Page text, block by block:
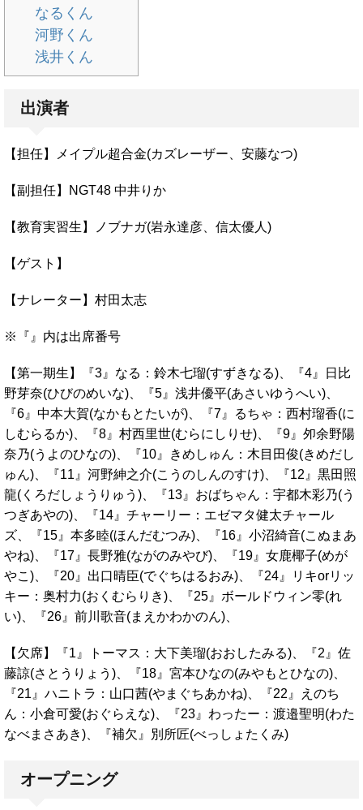
なるくん
河野くん
浅井くん
出演者
【担任】メイプル超合金(カズレーザー、安藤なつ)
【副担任】NGT48 中井りか
【教育実習生】ノブナガ(岩永達彦、信太優人)
【ゲスト】
【ナレーター】村田太志
※『』内は出席番号
【第一期生】『3』なる：鈴木七瑠(すずきなる)、『4』日比
野芽奈(ひびのめいな)、『5』浅井優平(あさいゆうへい)、
『6』中本大賀(なかもとたいが)、『7』るちゃ：西村瑠香(に
しむらるか)、『8』村西里世(むらにしりせ)、『9』夘余野陽
奈乃(うよのひなの)、『10』きめしゅん：木目田俊(きめだし
ゅん)、『11』河野紳之介(こうのしんのすけ)、『12』黒田照
龍(くろだしょうりゅう)、『13』おばちゃん：宇都木彩乃(う
つぎあやの)、『14』チャーリー：エゼマタ健太チャール
ズ、『15』本多睦(ほんだむつみ)、『16』小沼綺音(こぬまあ
やね)、『17』長野雅(ながのみやび)、『19』女鹿椰子(めが
やこ)、『20』出口晴臣(でぐちはるおみ)、『24』リキorリッ
キー：奥村力(おくむらりき)、『25』ボールドウィン零(れ
い)、『26』前川歌音(まえかわかのん)、
【欠席】『1』トーマス：大下美瑠(おおしたみる)、『2』佐
藤諒(さとうりょう)、『18』宮本ひなの(みやもとひなの)、
『21』ハニトラ：山口茜(やまぐちあかね)、『22』えのち
ん：小倉可愛(おぐらえな)、『23』わったー：渡邉聖明(わた
なべまさあき)、『補欠』別所匠(べっしょたくみ)
オープニング